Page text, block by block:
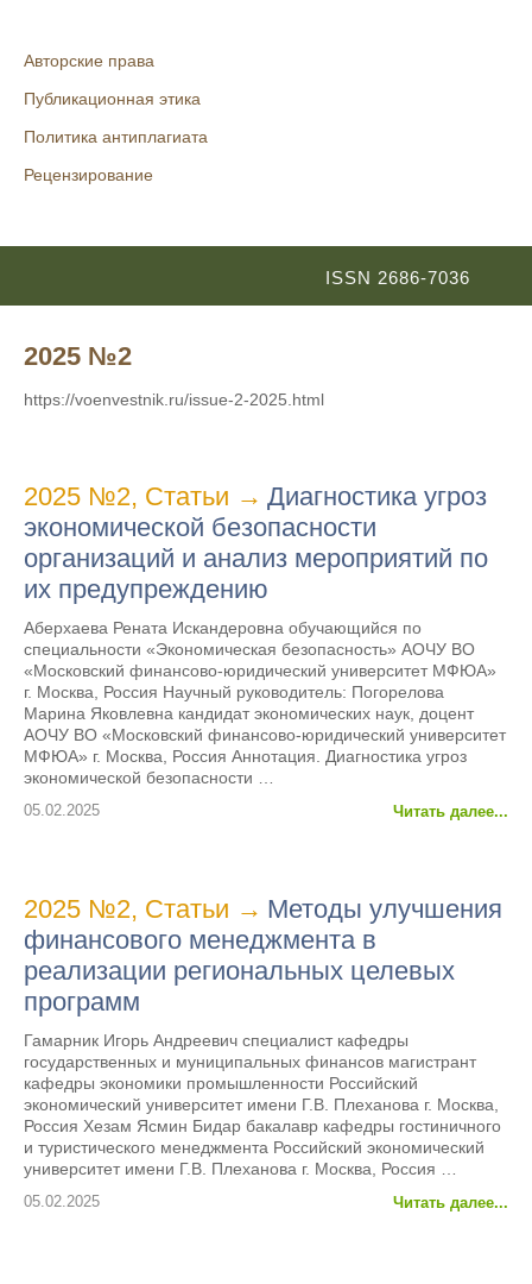
Авторские права
Публикационная этика
Политика антиплагиата
Рецензирование
ISSN 2686-7036
2025 №2
https://voenvestnik.ru/issue-2-2025.html
2025 №2, Статьи → Диагностика угроз
экономической безопасности
организаций и анализ мероприятий по
их предупреждению
Аберхаева Рената Искандеровна обучающийся по
специальности «Экономическая безопасность» АОЧУ ВО
«Московский финансово-юридический университет МФЮА»
г. Москва, Россия Научный руководитель: Погорелова
Марина Яковлевна кандидат экономических наук, доцент
АОЧУ ВО «Московский финансово-юридический университет
МФЮА» г. Москва, Россия Аннотация. Диагностика угроз
экономической безопасности …
05.02.2025 Читать далее...
2025 №2, Статьи → Методы улучшения
финансового менеджмента в
реализации региональных целевых
программ
Гамарник Игорь Андреевич специалист кафедры
государственных и муниципальных финансов магистрант
кафедры экономики промышленности Российский
экономический университет имени Г.В. Плеханова г. Москва,
Россия Хезам Ясмин Бидар бакалавр кафедры гостиничного
и туристического менеджмента Российский экономический
университет имени Г.В. Плеханова г. Москва, Россия …
05.02.2025 Читать далее...